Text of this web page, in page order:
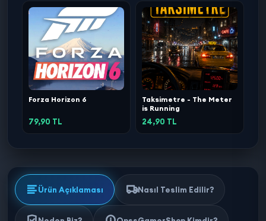
Forza Horizon 6
79,90 TL
Taksimetre - The Meter
is Running
24,90 TL
Ürün Açıklaması Nasıl Teslim Edilir?